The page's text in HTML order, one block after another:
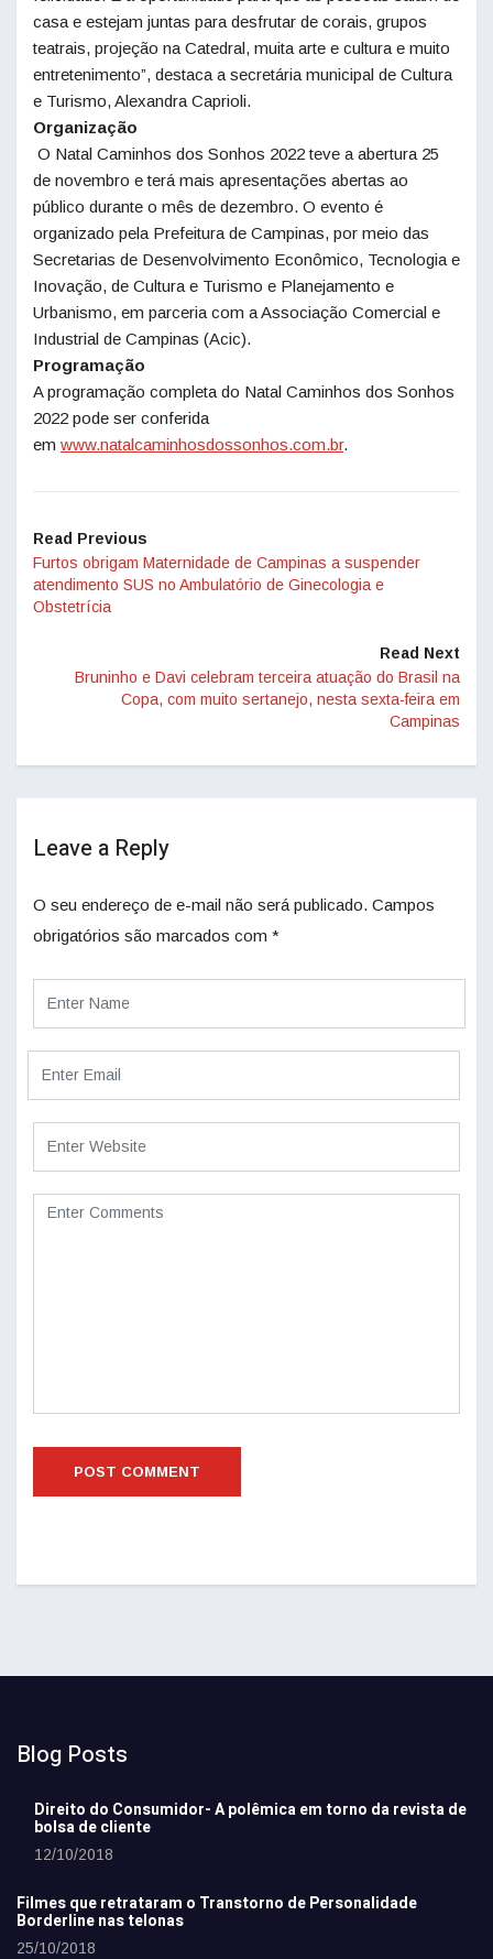
casa e estejam juntas para desfrutar de corais, grupos
teatrais, projeção na Catedral, muita arte e cultura e muito
entretenimento”, destaca a secretária municipal de Cultura
e Turismo, Alexandra Caprioli.
Organização
O Natal Caminhos dos Sonhos 2022 teve a abertura 25
de novembro e terá mais apresentações abertas ao
público durante o mês de dezembro. O evento é
organizado pela Prefeitura de Campinas, por meio das
Secretarias de Desenvolvimento Econômico, Tecnologia e
Inovação, de Cultura e Turismo e Planejamento e
Urbanismo, em parceria com a Associação Comercial e
Industrial de Campinas (Acic).
Programação
A programação completa do Natal Caminhos dos Sonhos
2022 pode ser conferida
em www.natalcaminhosdossonhos.com.br.
Read Previous
Furtos obrigam Maternidade de Campinas a suspender
atendimento SUS no Ambulatório de Ginecologia e
Obstetrícia
Read Next
Bruninho e Davi celebram terceira atuação do Brasil na
Copa, com muito sertanejo, nesta sexta-feira em
Campinas
Leave a Reply
O seu endereço de e-mail não será publicado. Campos
obrigatórios são marcados com *
Blog Posts
Direito do Consumidor- A polêmica em torno da revista de
bolsa de cliente
12/10/2018
Filmes que retrataram o Transtorno de Personalidade
Borderline nas telonas
25/10/2018